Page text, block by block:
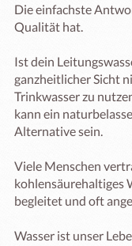
Die einfachste
Qualität hat.
Ist dein
ganzheitlicher Sicht
Trinkwasser zu
kann ein
Alternative sein.
Viele Menschen
kohlensäurehaltiges
begleitet und oft
Wasser ist unser